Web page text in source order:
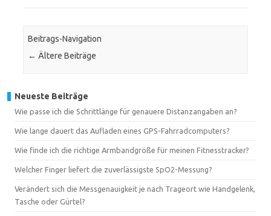
Beitrags-Navigation
← Ältere Beiträge
Neueste Beiträge
Wie passe ich die Schrittlänge für genauere Distanzangaben an?
Wie lange dauert das Aufladen eines GPS-Fahrradcomputers?
Wie finde ich die richtige Armbandgröße für meinen Fitnesstracker?
Welcher Finger liefert die zuverlässigste SpO2-Messung?
Verändert sich die Messgenauigkeit je nach Trageort wie Handgelenk,
Tasche oder Gürtel?